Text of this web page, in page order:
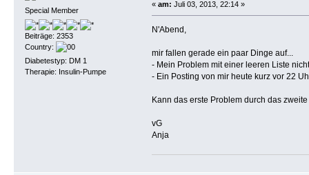
Special Member
Beiträge: 2353
Country:
Diabetestyp: DM 1
Therapie: Insulin-Pumpe
« am: Juli 03, 2013, 22:14 »
N'Abend,
mir fallen gerade ein paar Dinge auf...
- Mein Problem mit einer leeren Liste
- Ein Posting von mir heute kurz vor 22
Kann das erste Problem durch das
vG
Anja